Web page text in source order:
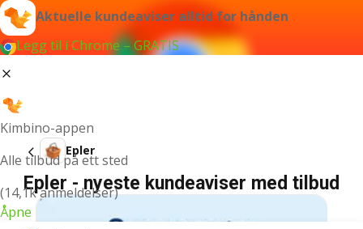
Aktuelle kundeaviser alltid for hånden
Legg til i Chrome – GRATIS
Kimbino-appen
Alle tilbud på ett sted
(14,1k anmeldelser)
Åpne
Epler
Epler - nyeste kundeaviser med tilbud